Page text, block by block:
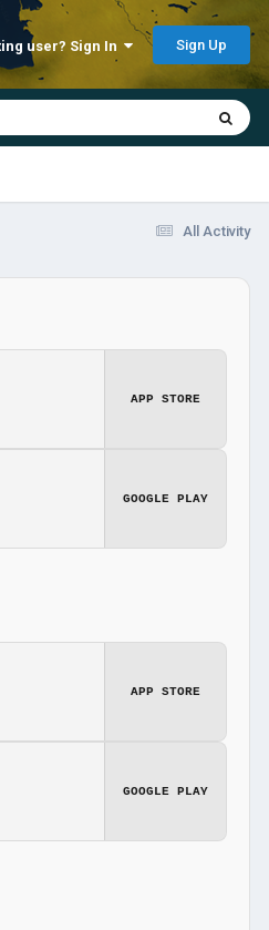
user? Sign In Sign Up
All Activity
APP STORE
GOOGLE PLAY
APP STORE
GOOGLE PLAY